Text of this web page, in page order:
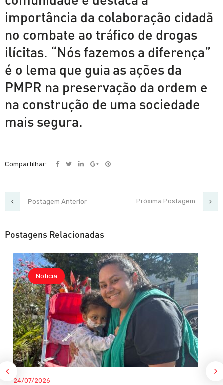
importância da colaboração cidadã
no combate ao tráfico de drogas
ilícitas. “Nós fazemos a diferença”
é o lema que guia as ações da
PMPR na preservação da ordem e
na construção de uma sociedade
mais segura.
Compartilhar:
Postagem Anterior Próxima Postagem
Postagens Relacionadas
Noticia
24/07/2026